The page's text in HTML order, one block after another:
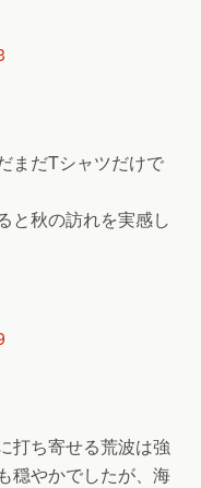
まだTシャツだけで
と秋の訪れを実感し
打ち寄せる荒波は強
穏やかでしたが、海